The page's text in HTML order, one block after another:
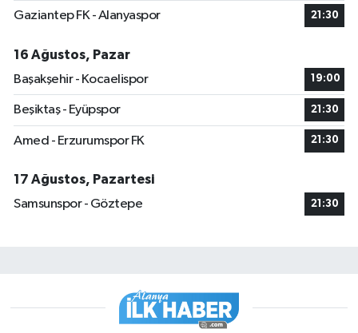
Gaziantep FK - Alanyaspor 21:30
16 Ağustos, Pazar
Başakşehir - Kocaelispor
19:00
Beşiktaş - Eyüpspor 21:30
Amed - Erzurumspor FK 21:30
17 Ağustos, Pazartesi
Samsunspor - Göztepe
21:30